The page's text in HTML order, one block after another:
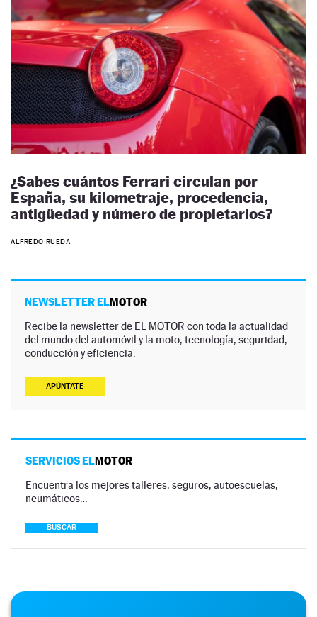
¿Sabes cuántos Ferrari circulan por
España, su kilometraje, procedencia,
antigüedad y número de propietarios?
ALFREDO RUEDA
NEWSLETTER ELMOTOR
Recibe la newsletter de EL MOTOR con toda la actualidad
del mundo del automóvil y la moto, tecnología, seguridad,
conducción y eficiencia.
APÚNTATE
SERVICIOS ELMOTOR
Encuentra los mejores talleres, seguros, autoescuelas,
neumáticos…
BUSCAR